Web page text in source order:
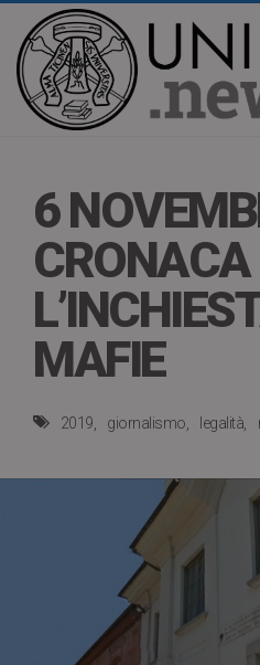
6
CRONACA
MAFIE
2019 giornalismo legalità